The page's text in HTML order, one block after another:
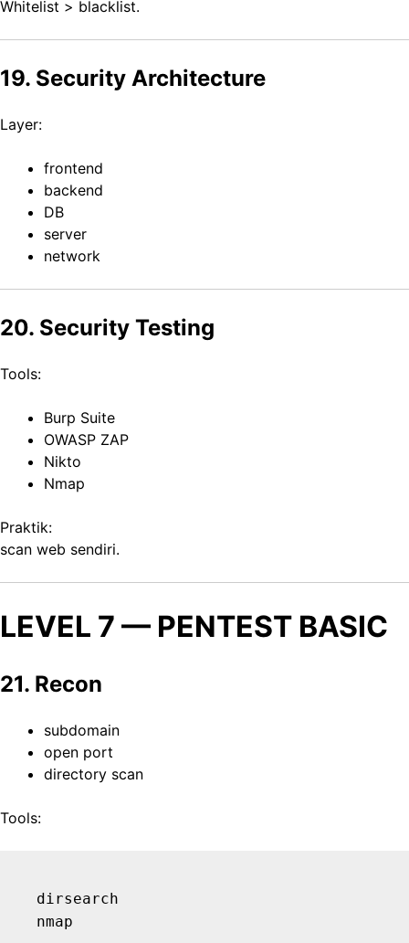
Whitelist > blacklist.
19. Security Architecture
Layer:
frontend
backend
DB
server
network
20. Security Testing
Tools:
Burp Suite
OWASP ZAP
Nikto
Nmap
Praktik:
scan web sendiri.
LEVEL 7 — PENTEST BASIC
21. Recon
subdomain
open port
directory scan
Tools:
dirsearch